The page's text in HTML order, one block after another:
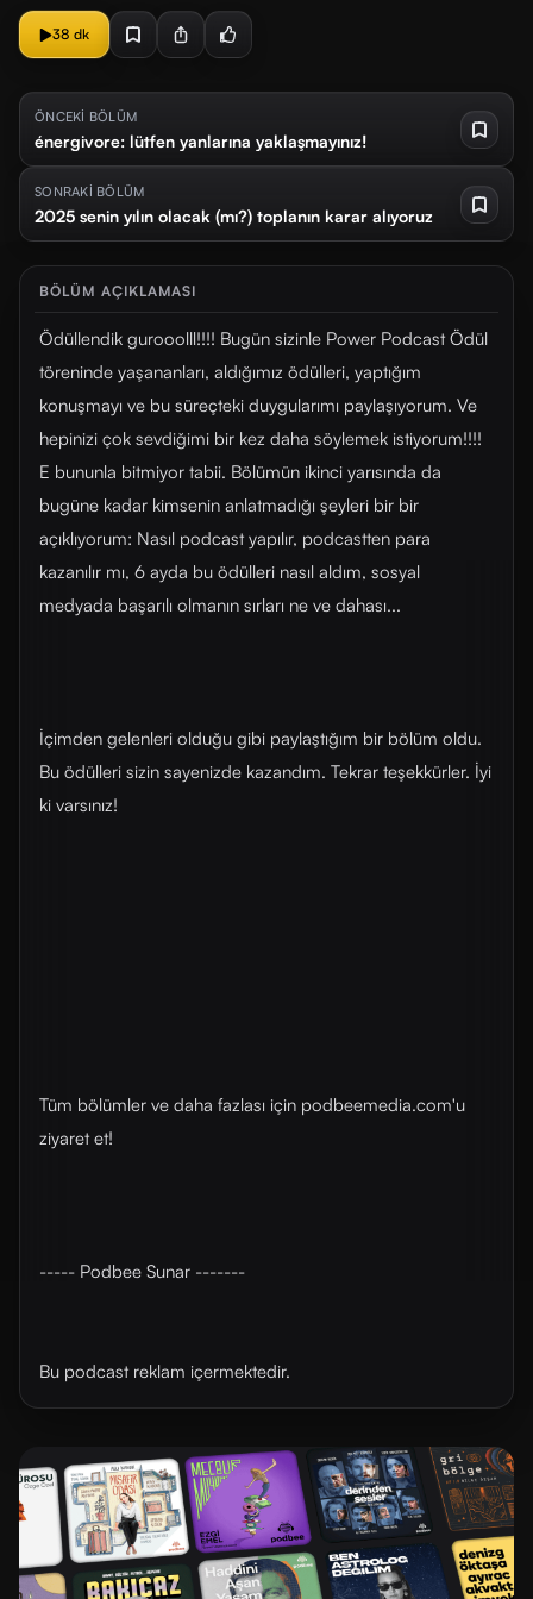
38 dk
ÖNCEKİ BÖLÜM
énergivore: lütfen yanlarına yaklaşmayınız!
SONRAKİ BÖLÜM
2025 senin yılın olacak (mı?) toplanın karar alıyoruz
BÖLÜM AÇIKLAMASI
Ödüllendik gurooolll!!!! Bugün sizinle Power Podcast Ödül
töreninde yaşananları, aldığımız ödülleri, yaptığım
konuşmayı ve bu süreçteki duygularımı paylaşıyorum. Ve
hepinizi çok sevdiğimi bir kez daha söylemek istiyorum!!!!
E bununla bitmiyor tabii. Bölümün ikinci yarısında da
bugüne kadar kimsenin anlatmadığı şeyleri bir bir
açıklıyorum: Nasıl podcast yapılır, podcastten para
kazanılır mı, 6 ayda bu ödülleri nasıl aldım, sosyal
medyada başarılı olmanın sırları ne ve dahası...
İçimden gelenleri olduğu gibi paylaştığım bir bölüm oldu.
Bu ödülleri sizin sayenizde kazandım. Tekrar teşekkürler. İyi
ki varsınız!
Tüm bölümler ve daha fazlası için ⁠⁠⁠podbeemedia.com⁠⁠⁠'u
ziyaret et!
----- Podbee Sunar -------
Bu podcast reklam içermektedir.